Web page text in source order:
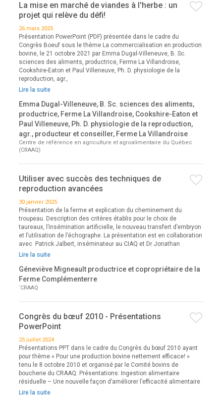
La mise en marché de viandes à l'herbe : un
projet qui relève du défi!
26 mars 2025
Présentation PowerPoint (PDF) présentée dans le cadre du
Congrès Boeuf sous le thème La commercialisation en production
bovine, le 21 octobre 2021 par Emma Dugal-Villeneuve, B. Sc.
sciences des aliments, productrice, Ferme La Villandroise,
Cookshire-Eaton et Paul Villeneuve, Ph. D. physiologie de la
reproduction, agr.,
Lire la suite
Emma Dugal-Villeneuve, B. Sc. sciences des aliments,
productrice, Ferme La Villandroise, Cookshire-Eaton et
Paul Villeneuve, Ph. D. physiologie de la reproduction,
agr., producteur et conseiller, Ferme La Villandroise
Centre de référence en agriculture et agroalimentaire du Québec
(CRAAQ)
Utiliser avec succès des techniques de
reproduction avancées
30 janvier 2025
Présentation de la ferme et explication du cheminement du
troupeau. Description des critères établis pour le choix de
taureaux, l’insémination artificielle, le nouveau transfert d’embryon
et l’utilisation de l’échographe. La présentation est en collaboration
avec Patrick Jalbert, inséminateur au CIAQ et Dr Jonathan
Lire la suite
Géneviève Migneault productrice et copropriétaire de la
Ferme Complémenterre
`CRAAQ
Congrès du bœuf 2010 - Présentations
PowerPoint
25 juillet 2024
Présentations PPT dans le cadre du Congrès du bœuf 2010 ayant
pour thème « Pour une production bovine nettement efficace! »
tenu le 8 octobre 2010 et organisé par le Comité bovins de
boucherie du CRAAQ. Présentations: Ingestion alimentaire
résiduelle – Une nouvelle façon d’améliorer l’efficacité alimentaire
Lire la suite